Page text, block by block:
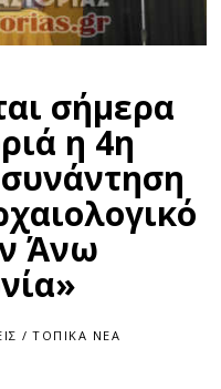
σήμερα
η 4η
Άνω
/ ΤΟΠΙΚΆ ΝΈΑ